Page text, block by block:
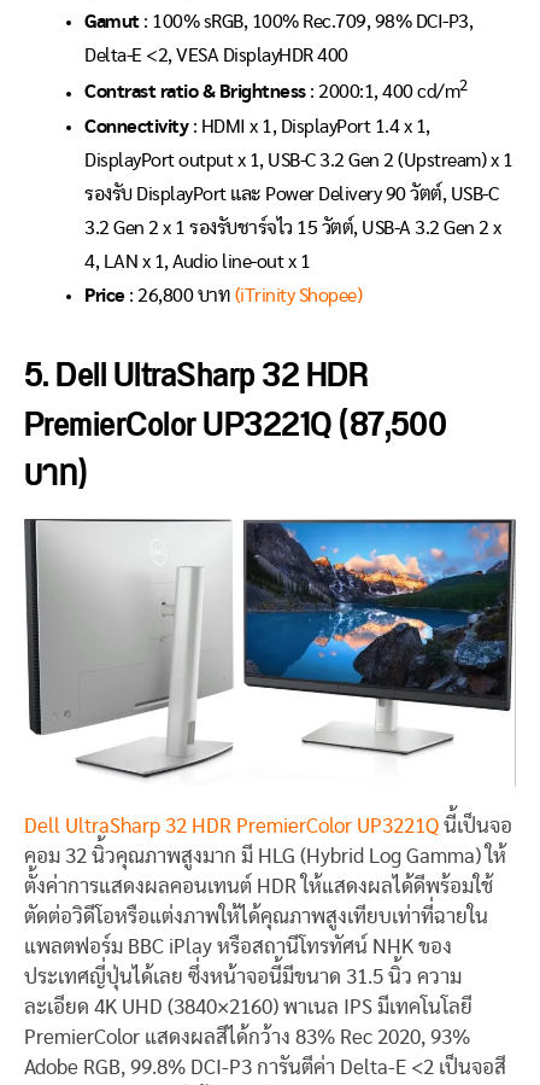
Gamut: 100% sRGB, 100% Rec.709, 98% DCI-P3,
Delta-E <2, VESA DisplayHDR 400
Contrast ratio & Brightness: 2000:1, 400 cd/m2
Connectivity: HDMI x 1, DisplayPort 1.4 x 1,
DisplayPort output x 1, USB-C 3.2 Gen 2 (Upstream) x 1
รองรับ DisplayPort และ Power Delivery 90 วัตต์, USB-C
3.2 Gen 2 x 1 รองรับชาร์จไว 15 วัตต์, USB-A 3.2 Gen 2 x
4, LAN x 1, Audio line-out x 1
Price: 26,800 บาท (iTrinity Shopee)
5. Dell UltraSharp 32 HDR
PremierColor UP3221Q (87,500
บาท)
Dell UltraSharp 32 HDR PremierColor UP3221Q นี้เป็นจอ
คอม 32 นิ้วคุณภาพสูงมาก มี HLG (Hybrid Log Gamma) ให้
ตั้งค่าการแสดงผลคอนเทนต์ HDR ให้แสดงผลได้ดีพร้อมใช้
ตัดต่อวิดีโอหรือแต่งภาพให้ได้คุณภาพสูงเทียบเท่าที่ฉายใน
แพลตฟอร์ม BBC iPlay หรือสถานีโทรทัศน์ NHK ของ
ประเทศญี่ปุ่นได้เลย ซึ่งหน้าจอนี้มีขนาด 31.5 นิ้ว ความ
ละเอียด 4K UHD (3840×2160) พาเนล IPS มีเทคโนโลยี
PremierColor แสดงผลสีได้กว้าง 83% Rec 2020, 93%
Adobe RGB, 99.8% DCI-P3 การันตีค่า Delta-E <2 เป็นจอสี